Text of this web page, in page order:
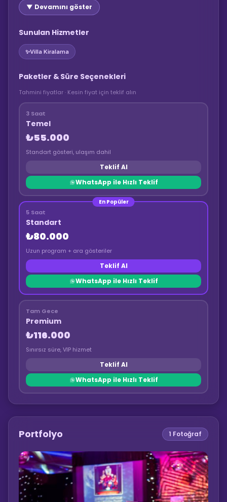
▼ Devamını göster
Sunulan Hizmetler
✨Villa Kiralama
Paketler & Süre Seçenekleri
Tahmini fiyatlar · Kesin fiyat için teklif alın
3 Saat
Temel
₺55.000
Standart gösteri, ulaşım dahil
Teklif Al
WhatsApp ile Hızlı Teklif
En Popüler
5 Saat
Standart
₺80.000
Uzun program + ara gösteriler
Teklif Al
WhatsApp ile Hızlı Teklif
Tam Gece
Premium
₺116.000
Sınırsız süre, VIP hizmet
Teklif Al
WhatsApp ile Hızlı Teklif
Portfolyo 1 Fotoğraf